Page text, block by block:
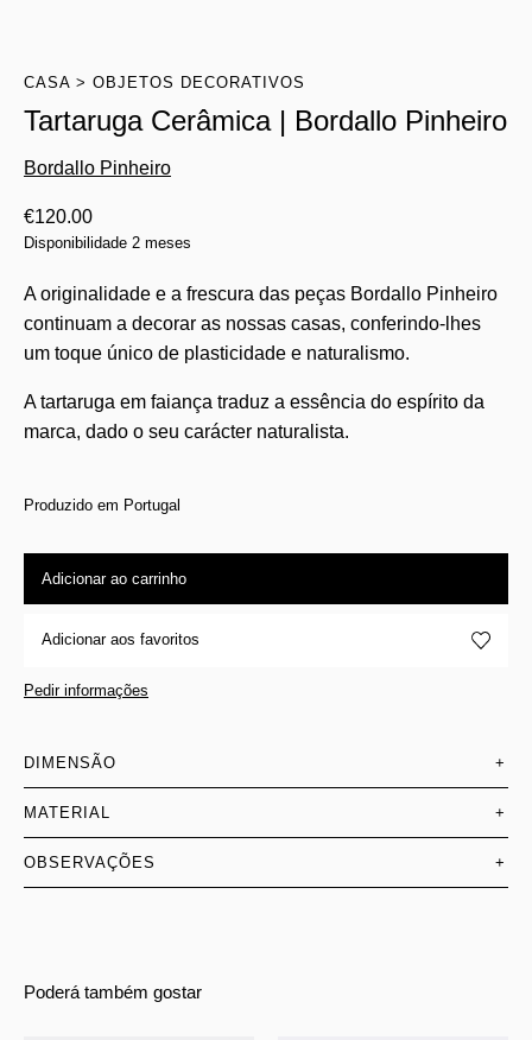
CASA OBJETOS DECORATIVOS
Tartaruga Cerâmica | Bordallo Pinheiro
Bordallo Pinheiro
€120.00
Disponibilidade 2 meses
A originalidade e a frescura das peças Bordallo Pinheiro
continuam a decorar as nossas casas, conferindo-lhes
um toque único de plasticidade e naturalismo.
A tartaruga em faiança traduz a essência do espírito da
marca, dado o seu carácter naturalista.
Produzido em Portugal
Adicionar ao carrinho
Adicionar aos favoritos
Pedir informações
DIMENSÃO +
MATERIAL +
OBSERVAÇÕES +
Poderá também gostar